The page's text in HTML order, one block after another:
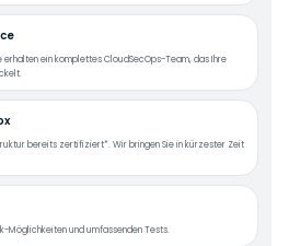
erhalten ein komplettes CloudSecOps-Team, das Ihre
bereits zertifiziert*. Wir bringen Sie in kürzester Zeit
Möglichkeiten und umfassenden Tests.